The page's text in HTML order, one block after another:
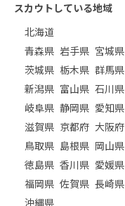
スカウトしている地域
北海道
青森県 岩手県 宮城県
茨城県 栃木県 群馬県
新潟県 富山県 石川県
岐阜県 静岡県 愛知県
滋賀県 京都府 大阪府
鳥取県 島根県 岡山県
徳島県 香川県 愛媛県
福岡県 佐賀県 長崎県
沖縄県